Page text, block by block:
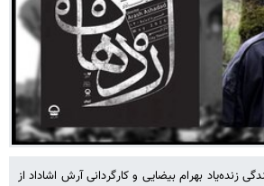
زنده‌یاد بهرام بیضایی و کارگردانی آرش اشاداد از